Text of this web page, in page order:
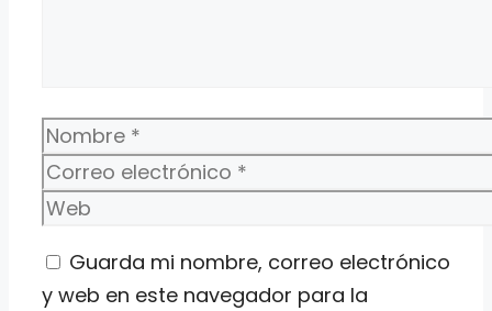
Nombre
Correo
electrónico
Web
Guarda mi nombre, correo electrónico
y web en este navegador para la